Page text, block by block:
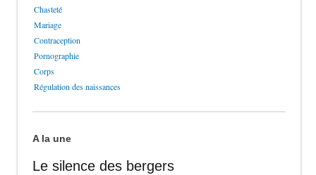
Chasteté
Mariage
Contraception
Pornographie
Corps
Régulation des naissances
A la une
Le silence des bergers